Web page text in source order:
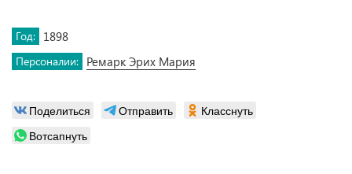
Год: 1898
Персоналии: Ремарк Эрих Мария
Поделиться Отправить
Класснуть
Вотсапнуть